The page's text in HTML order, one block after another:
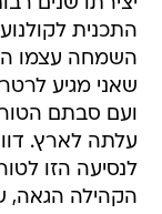
התכנית
השמחה עצמו
שאני מגיע
ועם סבתם
עלתה לארץ.
לנסיעה הזו
הקהילה הגאה,